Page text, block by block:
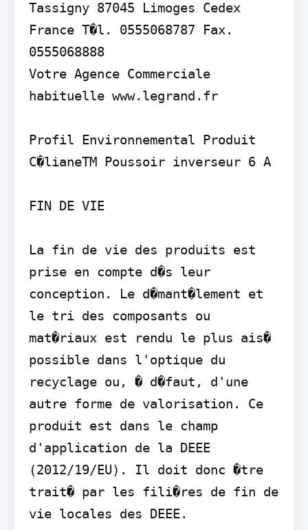
Tassigny 87045 Limoges Cedex
France T�l. 0555068787 Fax.
0555068888
Votre Agence Commerciale
habituelle www.legrand.fr
Profil Environnemental Produit
C�lianeTM Poussoir inverseur 6 A
FIN DE VIE
La fin de vie des produits est
prise en compte d�s leur
conception. Le d�mant�lement et
le tri des composants ou
mat�riaux est rendu le plus ais�
possible dans l'optique du
recyclage ou, � d�faut, d'une
autre forme de valorisation. Ce
produit est dans le champ
d'application de la DEEE
(2012/19/EU). Il doit donc �tre
trait� par les fili�res de fin de
vie locales des DEEE.